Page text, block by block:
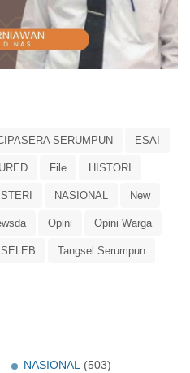
SERUMPUN ESAI
File HISTORI
NASIONAL New
Opini Opini Warga
SELEB Tangsel Serumpun
NASIONAL (503)